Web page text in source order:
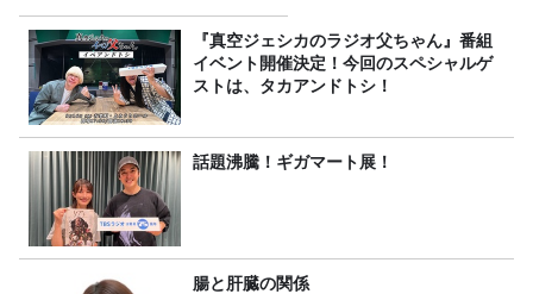
『真空ジェシカのラジオ父ちゃん』番組
イベント開催決定！今回のスペシャルゲ
ストは、タカアンドトシ！
話題沸騰！ギガマート展！
腸と肝臓の関係